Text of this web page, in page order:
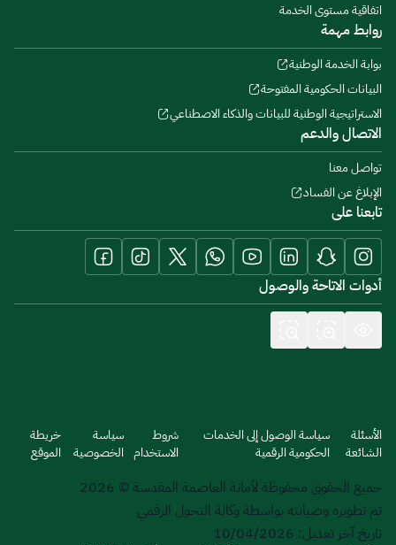
اتفاقية مستوى الخدمة
روابط مهمة
بوابة الخدمة الوطنية
البيانات الحكومية المفتوحة
الاستراتيجية الوطنية للبيانات والذكاء الاصطناعي
الاتصال والدعم
تواصل معنا
الإبلاغ عن الفساد
تابعنا على
أدوات الاتاحة والوصول
الأسئلة
الشائعة
سياسة الوصول إلى الخدمات
الحكومية الرقمية
شروط
الاستخدام
سياسة
الخصوصية
خريطة
الموقع
جميع الحقوق محفوظة لأمانة العاصمة المقدسة © 2026
تم تطويره وصيانته بواسطة وكالة التحول الرقمي
تاريخ آخر تعديل: 10/04/2026